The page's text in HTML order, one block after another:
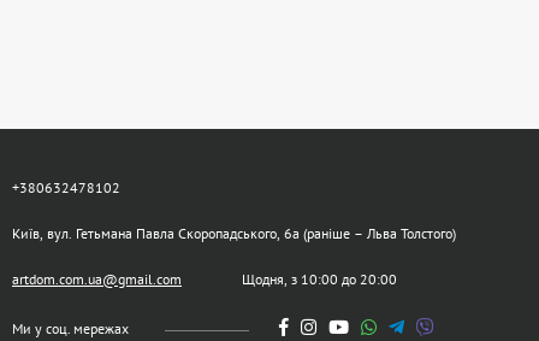
+380632478102
Київ, вул. Гетьмана Павла Скоропадського, 6а (раніше – Льва Толстого)
artdom.com.ua@gmail.com Щодня, з 10:00 до 20:00
Ми у соц. мережах